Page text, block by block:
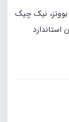
نیک چیک